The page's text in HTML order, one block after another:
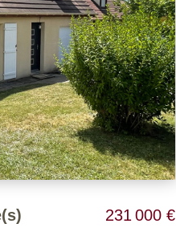
231 000 €